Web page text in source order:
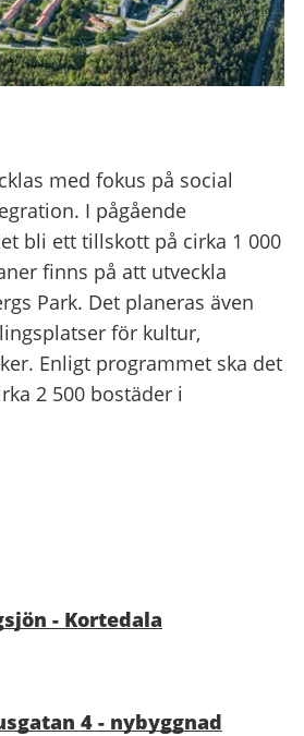
med fokus på social
I pågående
bli ett tillskott på cirka 1 000
finns på att utveckla
Park. Det planeras även
för kultur,
Enligt programmet ska det
2 500 bostäder i
- Kortedala
4 - nybyggnad